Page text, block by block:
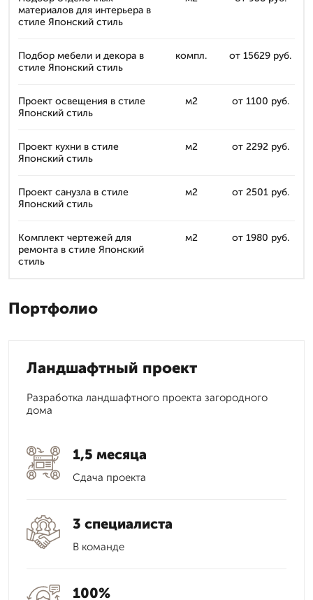
материалов для интерьера в
стиле Японский стиль
Подбор мебели и декора в
стиле Японский стиль
компл. от 15629 руб.
Проект освещения в стиле
Японский стиль
м2 от 1100 руб.
Проект кухни в стиле
Японский стиль
м2 от 2292 руб.
Проект санузла в стиле
Японский стиль
м2 от 2501 руб.
Комплект чертежей для
ремонта в стиле Японский
стиль
м2 от 1980 руб.
Портфолио
Ландшафтный проект
Разработка ландшафтного проекта загородного
дома
1,5 месяца
Сдача проекта
3 специалиста
В команде
100%